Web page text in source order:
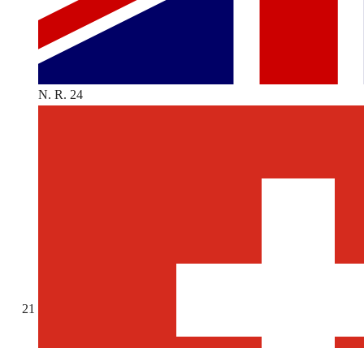
N. R. 24
21